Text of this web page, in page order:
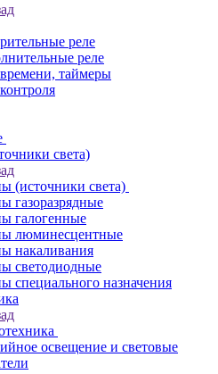
реле
реле
таймеры
света)
(источники света)
газоразрядные
галогенные
люминесцентные
накаливания
светодиодные
специального назначения
освещение и световые